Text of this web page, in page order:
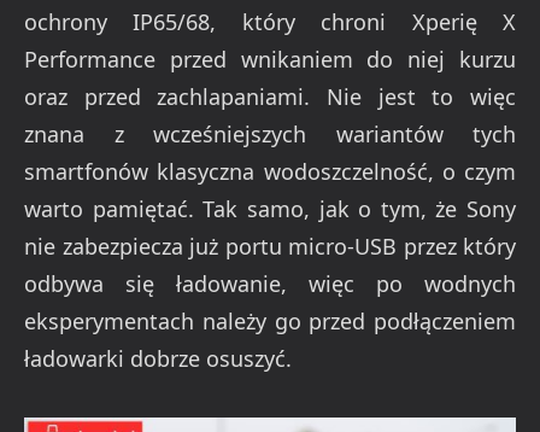
ochrony IP65/68, który chroni Xperię X
Performance przed wnikaniem do niej kurzu
oraz przed zachlapaniami. Nie jest to więc
znana z wcześniejszych wariantów tych
smartfonów klasyczna wodoszczelność, o czym
warto pamiętać. Tak samo, jak o tym, że Sony
nie zabezpiecza już portu micro-USB przez który
odbywa się ładowanie, więc po wodnych
eksperymentach należy go przed podłączeniem
ładowarki dobrze osuszyć.